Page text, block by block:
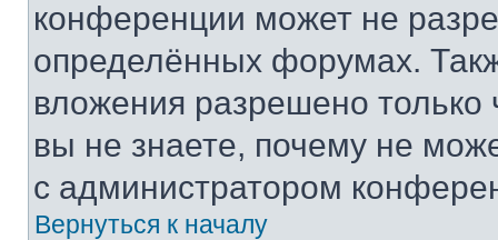
конференции может не
определённых форумах.
вложения разрешено
вы не знаете, почему не
с администратором
Вернуться к началу